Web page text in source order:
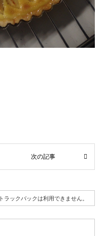
トラックバックは利用できません。